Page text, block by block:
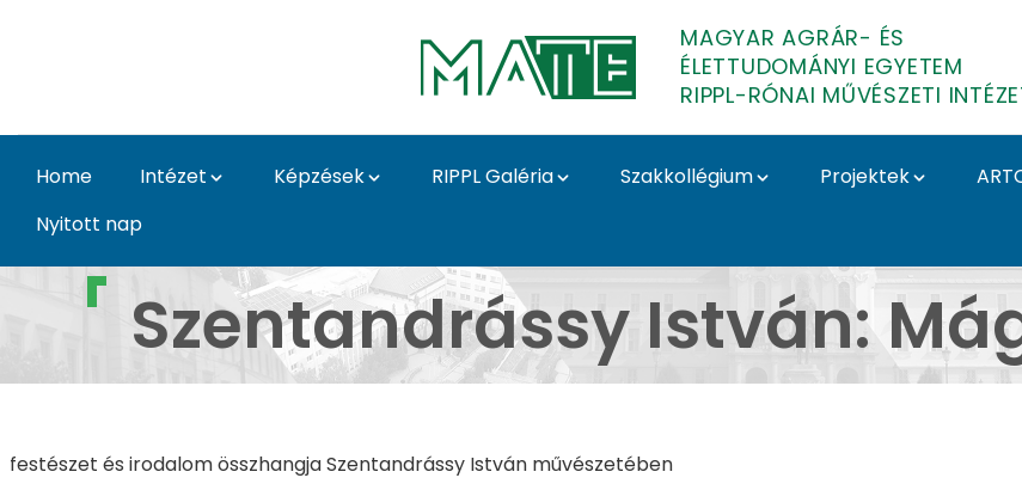
MAGYAR AGRÁR- ÉS
ÉLETTUDOMÁNYI EGYETEM
RIPPL-RÓNAI MŰVÉSZETI
Home Intézet Képzések RIPPL Galéria Szakkollégium Projektek
Nyitott nap
Galéria 2022 - 4 - Szentandrássy István:
Szentandrássy István:
festészet és irodalom összhangja Szentandrássy István művészetében